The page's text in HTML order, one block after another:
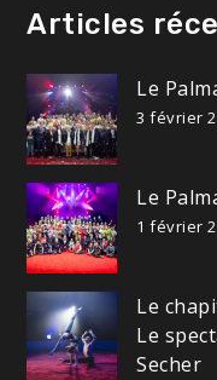
Articles
Le
3 février
Le
1 février
Le
Le
Secher